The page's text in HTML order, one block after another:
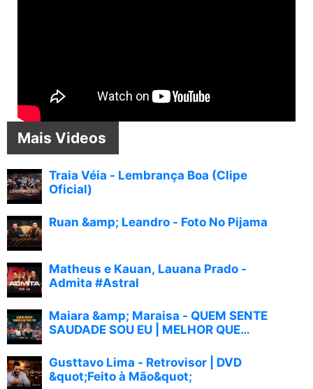
Mais Videos
Traia Véia - Lembrança Boa (Clipe
Oficial)
Ruan &amp; Leandro - Foto No Pijama
Matheus e Kauan, Lauana Prado -
Admita #Astral
Maiara &amp; Maraisa - QUEM SENTE
SAUDADE SOU EU | MELHOR QUE
Gusttavo Lima - Retrovisor | DVD
&quot;Feito à Mão&quot;